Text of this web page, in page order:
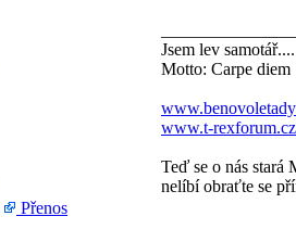
Jsem lev
Motto: Carpe diem
www.t-rexforum.cz
Teď se o nás stará
nelíbí obraťte se
Přenos